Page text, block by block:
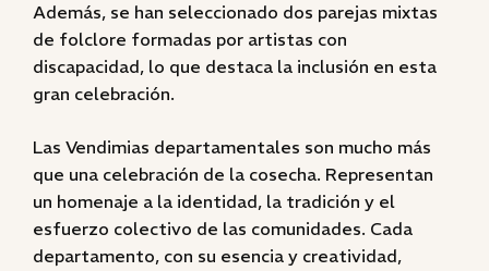
Además, se han seleccionado dos parejas mixtas
de folclore formadas por artistas con
discapacidad, lo que destaca la inclusión en esta
gran celebración.
Las Vendimias departamentales son mucho más
que una celebración de la cosecha. Representan
un homenaje a la identidad, la tradición y el
esfuerzo colectivo de las comunidades. Cada
departamento, con su esencia y creatividad,